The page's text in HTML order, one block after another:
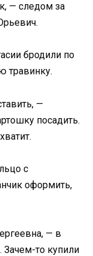
— следом за
бродили по
травинку.
—
посадить.
с
оформить,
— в
Зачем-то купили